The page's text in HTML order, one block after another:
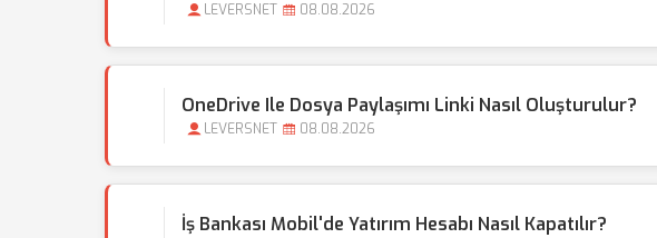
LEVERSNET 08.08.2026
OneDrive Ile Dosya Paylaşımı Linki Nasıl Oluşturulur?
LEVERSNET 08.08.2026
İş Bankası Mobil'de Yatırım Hesabı Nasıl Kapatılır?